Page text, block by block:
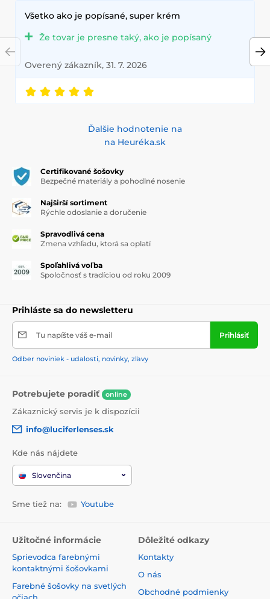
Všetko ako je popísané, super krém
Že tovar je presne taký, ako je popísaný
Overený zákazník, 31. 7. 2026
Ďalšie hodnotenie na
na Heuréka.sk
Certifikované šošovky
Bezpečné materiály a pohodlné nosenie
Najširší sortiment
Rýchle odoslanie a doručenie
Spravodlivá cena
Zmena vzhľadu, ktorá sa oplatí
Spoľahlivá voľba
Spoločnosť s tradíciou od roku 2009
Prihláste sa do newsletteru
Tu napíšte váš e-mail Prihlásiť
Odber noviniek - udalosti, novinky, zľavy
Potrebujete poradiť online
Zákaznický servis je k dispozícii
info@luciferlenses.sk
Kde nás nájdete
Slovenčina
Sme tiež na: Youtube
Užitočné informácie
Sprievodca farebnými
kontaktnými šošovkami
Farebné šošovky na svetlých
Dôležité odkazy
Kontakty
O nás
Obchodné podmienky